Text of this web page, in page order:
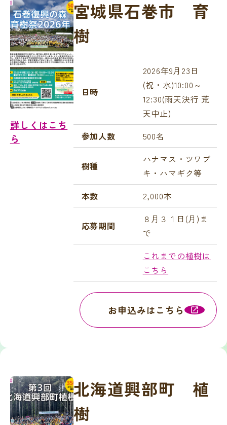
詳しくはこち
ら
宮城県石巻市 育
樹
日時
2026年9月23日
(祝・水)10:00～
12:30(雨天決行 荒
天中止)
参加人数
500名
樹種
ハナマス・ツワブ
キ・ハマギク等
本数
2,000本
応募期間
８月３１日(月)ま
で
これまでの植樹は
こちら
お申込みはこちら
北海道興部町 植
樹